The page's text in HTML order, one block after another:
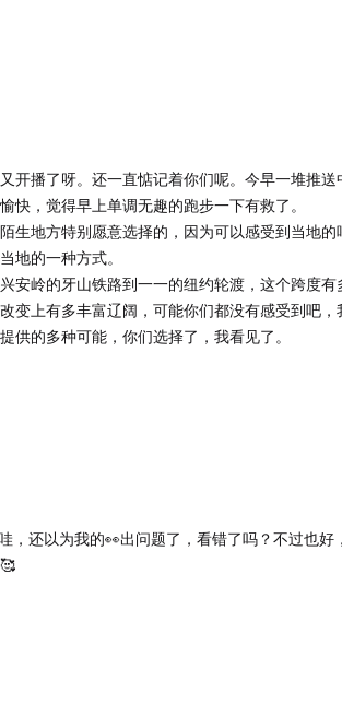
流失
同的叙述
午》
作为交通工具
交通
开始运营新的渡轮路线
白思豪的政绩工程
族问题
开播了呀。还一直惦记着你们呢。今早一堆推送
快，觉得早上单调无趣的跑步一下有救了。
生地方特别愿意选择的，因为可以感受到当地的
地的一种方式。
安岭的牙山铁路到一一的纽约轮渡，这个跨度有
变上有多丰富辽阔，可能你们都没有感受到吧，
供的多种可能，你们选择了，我看见了。
播客下去呀，有时间轴，有文字，有行走线路图
冷的线路，这样的淡季，去那里探访。记录下那
趣，读书名时我心里有点蹦蹦跳，觉得一定是我
》，也是我当年毫不犹豫买和看的呀。我懂一一
多不是通常概念的火车，只是当地人出行的交通
的当地人交通出行的小火车，提醒我赶紧要去坐
，还以为我的👀出问题了，看错了吗？不过也好